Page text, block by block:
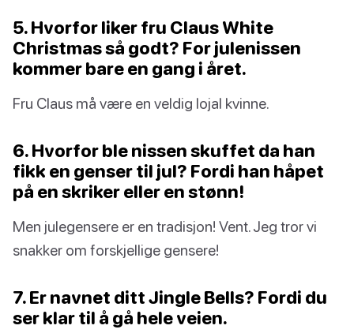
5. Hvorfor liker fru Claus White
Christmas så godt? For julenissen
kommer bare en gang i året.
Fru Claus må være en veldig lojal kvinne.
6. Hvorfor ble nissen skuffet da han
fikk en genser til jul? Fordi han håpet
på en skriker eller en stønn!
Men julegensere er en tradisjon! Vent. Jeg tror vi
snakker om forskjellige gensere!
7. Er navnet ditt Jingle Bells? Fordi du
ser klar til å gå hele veien.